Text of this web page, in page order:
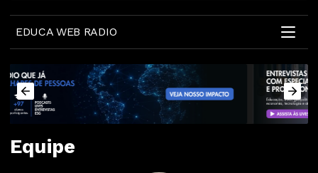
EDUCA WEB RADIO
Equipe